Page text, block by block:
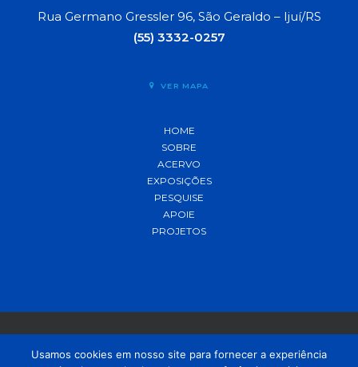
Rua Germano Gressler 96, São Geraldo – Ijuí/RS
(55) 3332-0257
VER MAPA
HOME
SOBRE
ACERVO
EXPOSIÇÕES
PESQUISE
APOIE
PROJETOS
Usamos cookies em nosso site para fornecer a experiência